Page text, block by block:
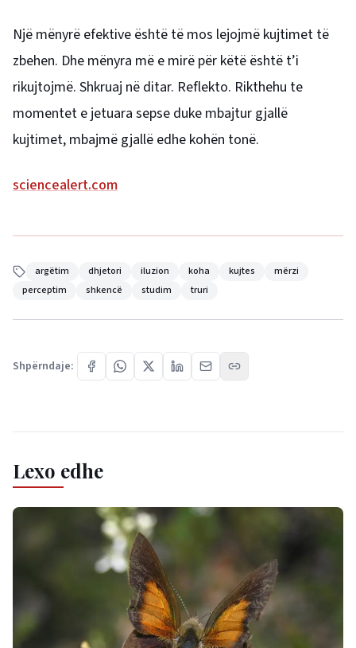
Një mënyrë efektive është të mos lejojmë kujtimet të
zbehen. Dhe mënyra më e mirë për këtë është t’i
rikujtojmë. Shkruaj në ditar. Reflekto. Rikthehu te
momentet e jetuara sepse duke mbajtur gjallë
kujtimet, mbajmë gjallë edhe kohën tonë.
sciencealert.com
argëtim dhjetori iluzion koha kujtes
mërzi
perceptim
shkencë studim truri
Shpërndaje:
Lexo edhe